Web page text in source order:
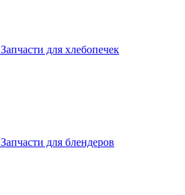
Запчасти для хлебопечек
Запчасти для блендеров